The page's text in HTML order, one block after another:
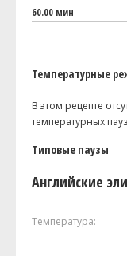
60.00 мин
Температурные
В этом рецепте
температурных
Типовые паузы
Английские
Температура: